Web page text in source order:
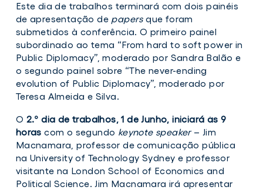
Este dia de trabalhos terminará com dois painéis
de apresentação de papersque foram
submetidos à conferência. O primeiro painel
subordinado ao tema “From hard to soft power in
Public Diplomacy”, moderado por Sandra Balão e
o segundo painel sobre “The never-ending
evolution of Public Diplomacy”, moderado por
Teresa Almeida e Silva.
O 2.º dia de trabalhos, 1 de Junho, iniciará às 9
horas com o segundo keynote speaker– Jim
Macnamara, professor de comunicação pública
na University of Technology Sydney e professor
visitante na London School of Economics and
Political Science. Jim Macnamara irá apresentar